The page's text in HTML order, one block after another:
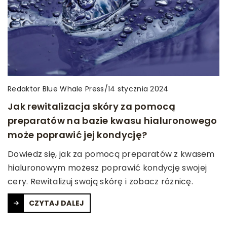
Redaktor Blue Whale Press/14 stycznia 2024
Jak rewitalizacja skóry za pomocą
preparatów na bazie kwasu hialuronowego
może poprawić jej kondycję?
Dowiedz się, jak za pomocą preparatów z kwasem
hialuronowym możesz poprawić kondycję swojej
cery. Rewitalizuj swoją skórę i zobacz różnicę.
CZYTAJ DALEJ